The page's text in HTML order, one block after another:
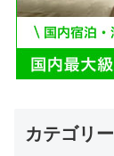
カテゴリー